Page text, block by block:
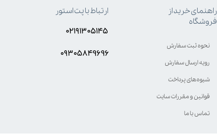
راهنمای خرید از
فروشگاه
نحوه ثبت سفارش
رویه ارسال سفارش
شیوه‌های پرداخت
قوانین و مقررات سایت
تماس با ما
ارتباط با پت استور
۰۲۱۹۱۳۰۵۱۴۵
۰۹۳۰۵8۴9696